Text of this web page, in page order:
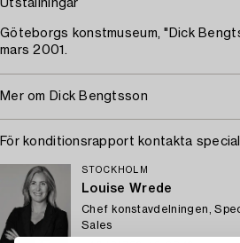
Utställningar
Göteborgs konstmuseum, "Dick
mars 2001.
Mer om Dick Bengtsson
För konditionsrapport kontakta
STOCKHOLM
Louise Wrede
Chef konstavdelningen,
Sales